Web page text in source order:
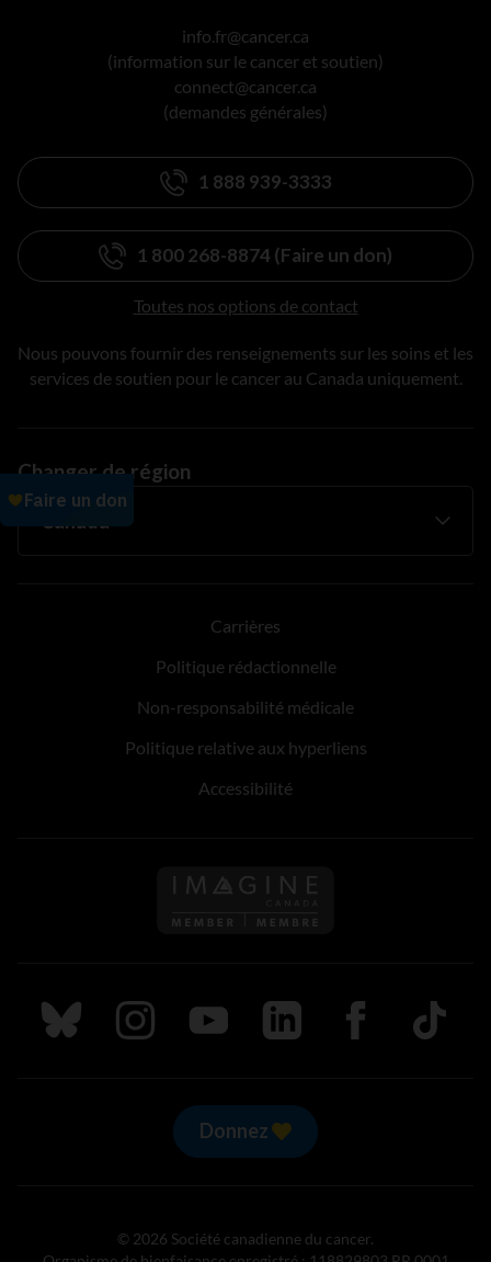
info.fr@cancer.ca
(information sur le cancer et soutien)
connect@cancer.ca
(demandes générales)
1 888 939-3333
1 800 268-8874 (Faire un don)
Toutes nos options de contact
Nous pouvons fournir des renseignements sur les soins et les
services de soutien pour le cancer au Canada uniquement.
Changer de région
Carrières
Politique rédactionnelle
Non-responsabilité médicale
Politique relative aux hyperliens
Accessibilité
Suivez nous sur Bluesky
Suivez nous sur Instagram
Suivez nous sur Youtube
Suivez nous sur LinkedIn
Suivez nous sur
TikTok
Donnez
© 2026 Société canadienne du cancer.